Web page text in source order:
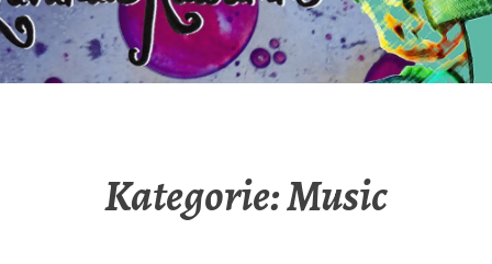
LAVANDA
KAWUMM
Kategorie:Music